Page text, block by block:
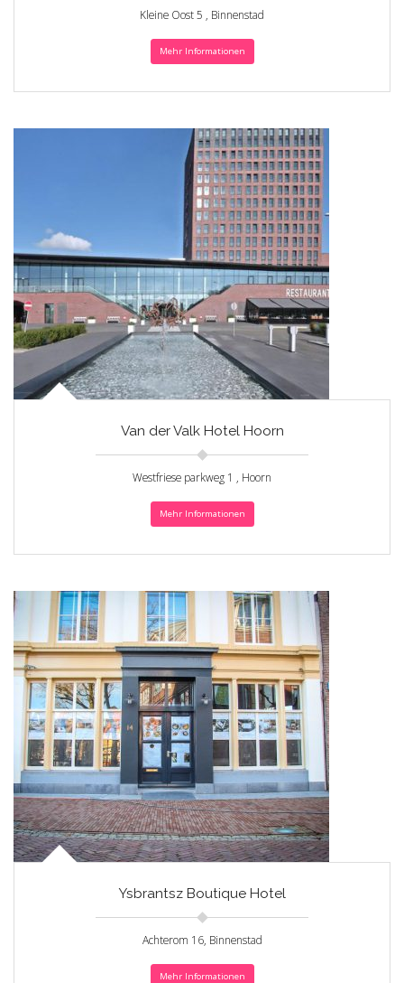
Kleine Oost 5 , Binnenstad
Mehr Informationen
Van der Valk Hotel Hoorn
Westfriese parkweg 1 , Hoorn
Mehr Informationen
Ysbrantsz Boutique Hotel
Achterom 16, Binnenstad
Mehr Informationen